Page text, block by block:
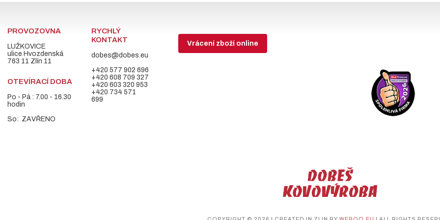
PROVOZOVNA
LUŽKOVICE
ulice Hvozdenská
763 11 Zlín 11
OTEVÍRACÍ DOBA
Po - Pá : 7.00 - 16.30
hodin
So: ZAVŘENO
RYCHLÝ
KONTAKT
dobes@dobes.eu
+420 577 902 696
+420 608 709 327
+420 603 320 953
+420 734 571
699
Vrácení zboží online